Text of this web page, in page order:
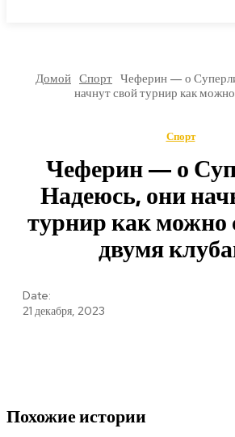
Домой Спорт Чеферин — о
начнут свой турнир как можно
Спорт
Чеферин — о
Надеюсь, они
турнир как можно
двумя
Date:
21 декабря, 2023
Похожие истории